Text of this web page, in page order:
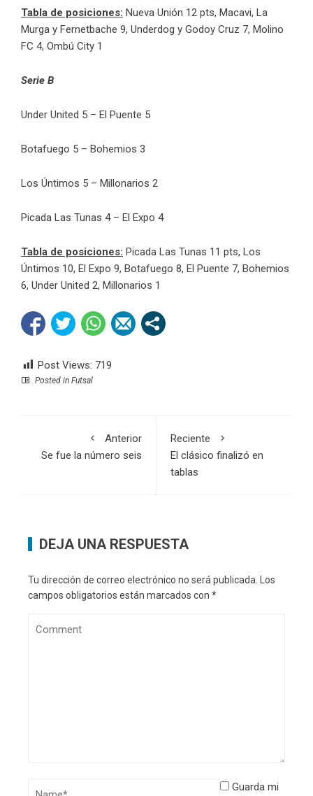
Tabla de posiciones: Nueva Unión 12 pts, Macavi, La
Murga y Fernetbache 9, Underdog y Godoy Cruz 7, Molino
FC 4, Ombú City 1
Serie B
Under United 5 – El Puente 5
Botafuego 5 – Bohemios 3
Los Úntimos 5 – Millonarios 2
Picada Las Tunas 4 – El Expo 4
Tabla de posiciones: Picada Las Tunas 11 pts, Los
Úntimos 10, El Expo 9, Botafuego 8, El Puente 7, Bohemios
6, Under United 2, Millonarios 1
Post Views: 719
Posted in Futsal
Anterior
Se fue la número seis
Reciente
El clásico finalizó en
tablas
DEJA UNA RESPUESTA
Tu dirección de correo electrónico no será publicada. Los
campos obligatorios están marcados con *
Guarda mi